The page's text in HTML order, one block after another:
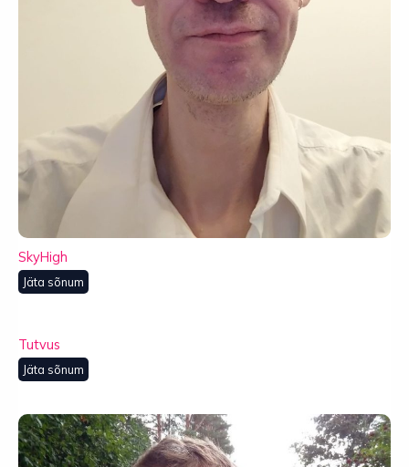
SkyHigh
Jäta sõnum
Tutvus
Jäta sõnum